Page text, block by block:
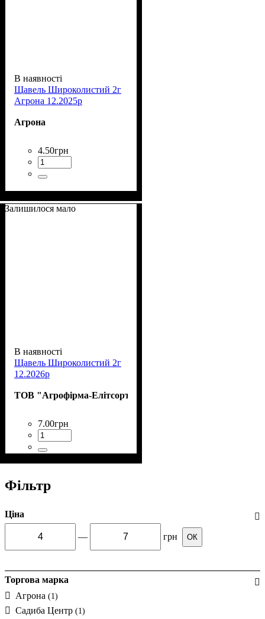
В наявності
Щавель Широколистий 2г
Агрона 12.2025р
Агрона
4.50грн
Залишилося мало
В наявності
Щавель Широколистий 2г
12.2026р
ТОВ "Агрофірма-Елітсортнасіння"
7.00грн
Фільтр
Ціна
— грн ОК
Торгова марка
Агрона (1)
Садиба Центр (1)